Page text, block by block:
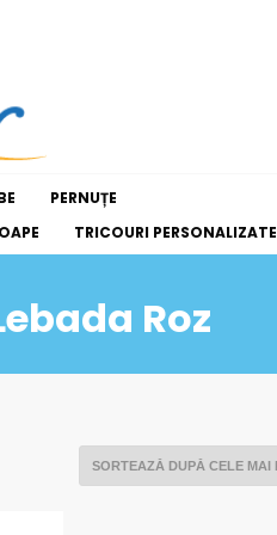
PERNUȚE
TRICOURI PERSONALIZATE
Roz